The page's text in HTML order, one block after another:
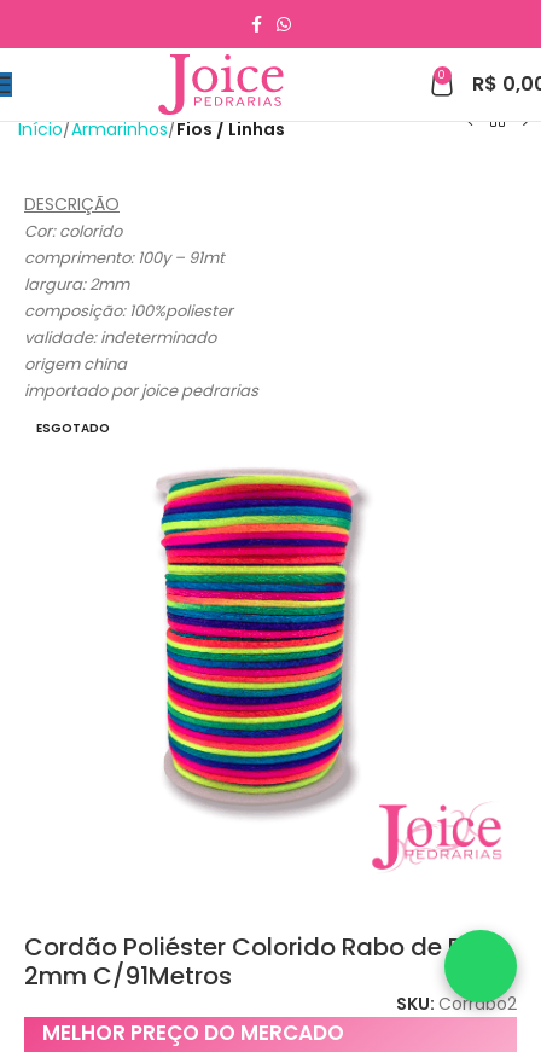
0 R$
Início Armarinhos Fios / Linhas
ESGOTADO
DESCRIÇÃO
Cor: colorido
comprimento: 100y – 91mt
largura: 2mm
composição: 100%poliester
validade: indeterminado
origem china
importado por joice pedrarias
Cordão Poliéster Colorido Rabo de Rato
2mm C/91Metros
SKU: Corrabo2
MELHOR PREÇO DO MERCADO